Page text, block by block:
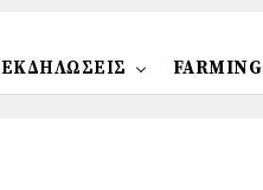
ΕΚΔΗΛΩΣΕΙΣ FARMING